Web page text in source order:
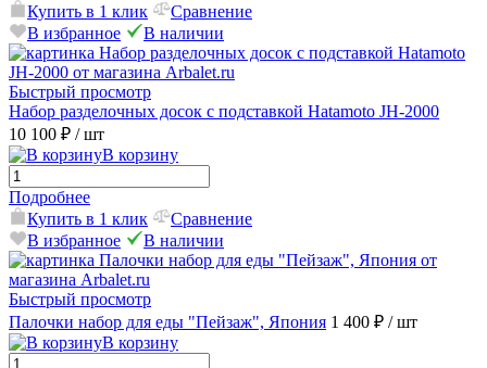
Купить в 1 клик
Сравнение
В избранное
В наличии
Быстрый просмотр
Набор разделочных досок с подставкой Hatamoto JH-2000
10 100 ₽ / шт
В корзину
Подробнее
Купить в 1 клик
Сравнение
В избранное
В наличии
Быстрый просмотр
Палочки набор для еды "Пейзаж", Япония 1 400 ₽ / шт
В корзину